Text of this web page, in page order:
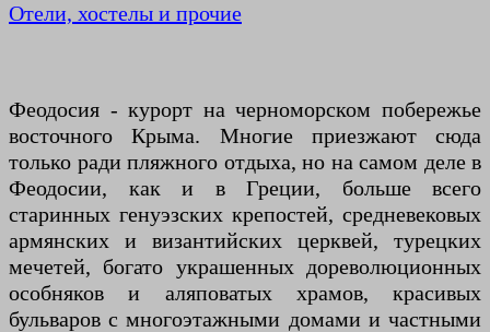
Отели, хостелы и прочие
Феодосия - курорт на черноморском побережье
восточного Крыма. Многие приезжают сюда
только ради пляжного отдыха, но на самом деле в
Феодосии, как и в Греции, больше всего
старинных генуэзских крепостей, средневековых
армянских и византийских церквей, турецких
мечетей, богато украшенных дореволюционных
особняков и аляповатых храмов, красивых
бульваров с многоэтажными домами и частными